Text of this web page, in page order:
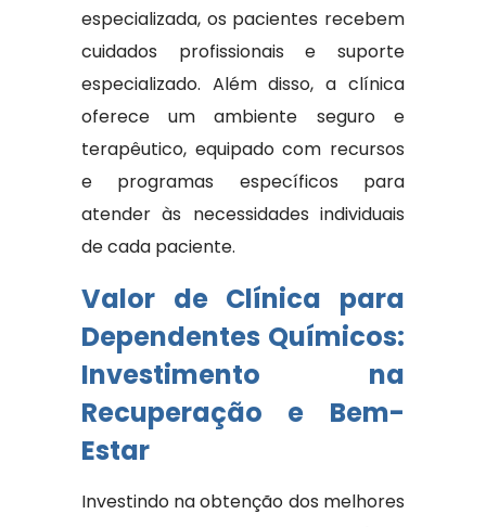
especializada, os pacientes recebem
cuidados profissionais e suporte
especializado. Além disso, a clínica
oferece um ambiente seguro e
terapêutico, equipado com recursos
e programas específicos para
atender às necessidades individuais
de cada paciente.
Valor de Clínica para
Dependentes Químicos:
Investimento na
Recuperação e Bem-
Estar
Investindo na obtenção dos melhores